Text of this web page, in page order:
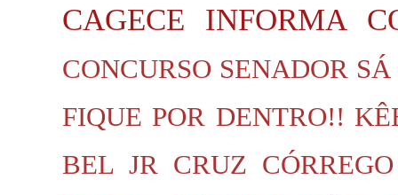
CAGECE INFORMA
CONCURSO SENADOR SÁ
FIQUE POR DENTRO!!
BEL JR CRUZ CÓRREGO